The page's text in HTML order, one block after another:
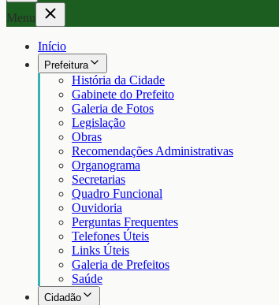
Menu
Início
Prefeitura
História da Cidade
Gabinete do Prefeito
Galeria de Fotos
Legislação
Obras
Recomendações Administrativas
Organograma
Secretarias
Quadro Funcional
Ouvidoria
Perguntas Frequentes
Telefones Úteis
Links Úteis
Galeria de Prefeitos
Saúde
Cidadão